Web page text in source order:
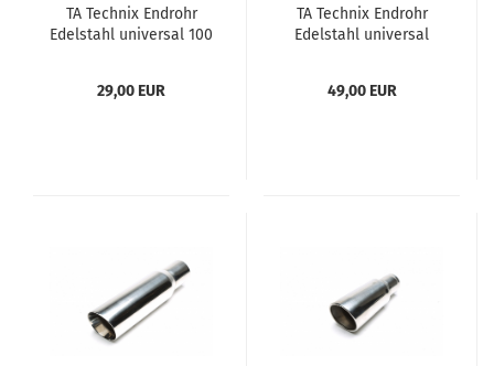
TA Tech­nix End­rohr
Edel­stahl uni­ver­sal 100
29,00 EUR
TA Tech­nix End­rohr
Edel­stahl uni­ver­sal
49,00 EUR